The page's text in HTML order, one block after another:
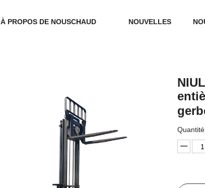
À PROPOS DE NOUSCHAUD NOUVELLES